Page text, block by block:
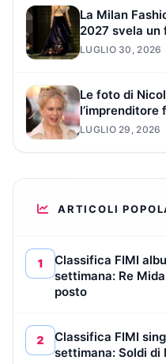
La Milan
2027 svela
LUGLIO 30, 2026
Le foto di
LUGLIO 29, 2026
ARTICOLI
1
Classifica FIMI
settimana: Re
posto
2
Classifica FIMI
settimana: Soldi